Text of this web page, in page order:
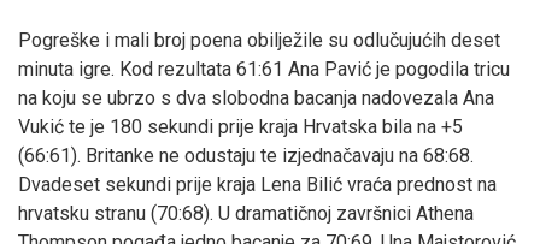
Pogreške i mali broj poena obilježile su odlučujućih deset
minuta igre. Kod rezultata 61:61 Ana Pavić je pogodila tricu
na koju se ubrzo s dva slobodna bacanja nadovezala Ana
Vukić te je 180 sekundi prije kraja Hrvatska bila na +5
(66:61). Britanke ne odustaju te izjednačavaju na 68:68.
Dvadeset sekundi prije kraja Lena Bilić vraća prednost na
hrvatsku stranu (70:68). U dramatičnoj završnici Athena